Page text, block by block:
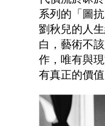
系列的「圖
劉秋兒的人
白，藝術不
作，唯有與
有真正的價值